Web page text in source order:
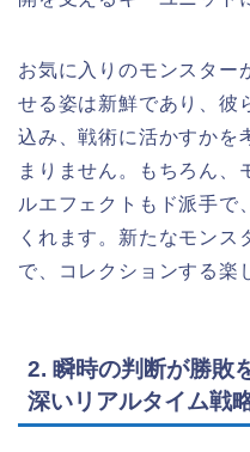
お気に入りのモンスター
せる姿は新鮮であり、彼
込み、戦術に活かすかを
まりません。もちろん、
ルエフェクトもド派手で
くれます。新たなモンス
で、コレクションする楽
2. 瞬時の判断が勝敗
深いリアルタイム戦